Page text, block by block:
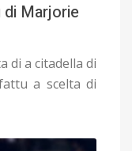
di Marjorie
di a citadella di
a scelta di